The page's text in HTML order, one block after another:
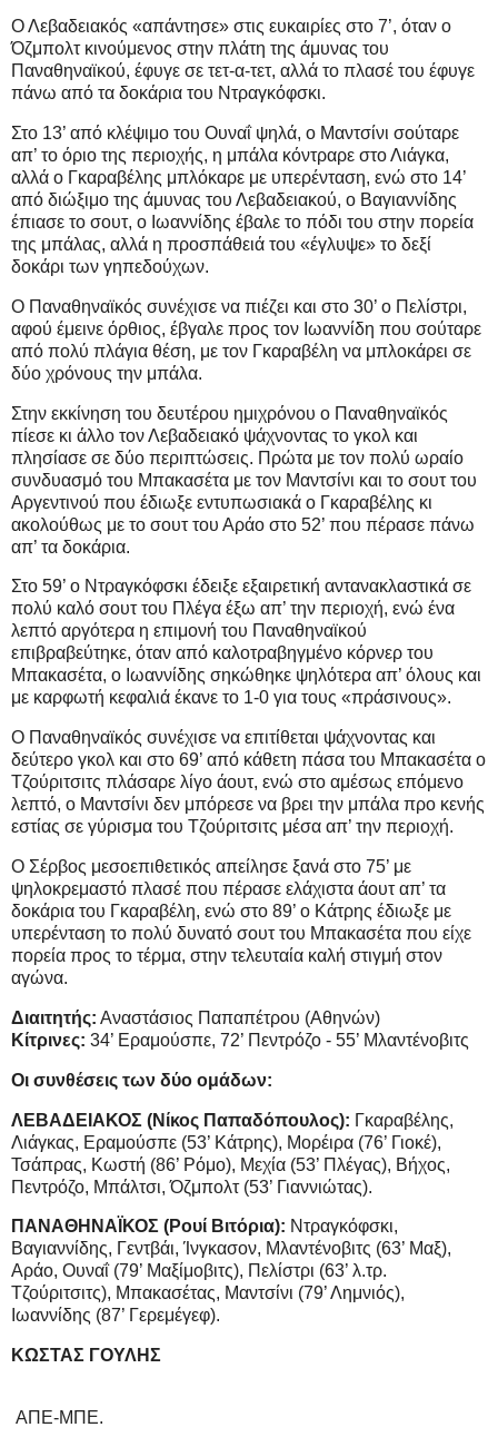
Ο Λεβαδειακός «απάντησε» στις ευκαιρίες στο 7’, όταν ο
Όζμπολτ κινούμενος στην πλάτη της άμυνας του
Παναθηναϊκού, έφυγε σε τετ-α-τετ, αλλά το πλασέ του έφυγε
πάνω από τα δοκάρια του Ντραγκόφσκι.
Στο 13’ από κλέψιμο του Ουναΐ ψηλά, ο Μαντσίνι σούταρε
απ’ το όριο της περιοχής, η μπάλα κόντραρε στο Λιάγκα,
αλλά ο Γκαραβέλης μπλόκαρε με υπερένταση, ενώ στο 14’
από διώξιμο της άμυνας του Λεβαδειακού, ο Βαγιαννίδης
έπιασε το σουτ, ο Ιωαννίδης έβαλε το πόδι του στην πορεία
της μπάλας, αλλά η προσπάθειά του «έγλυψε» το δεξί
δοκάρι των γηπεδούχων.
Ο Παναθηναϊκός συνέχισε να πιέζει και στο 30’ ο Πελίστρι,
αφού έμεινε όρθιος, έβγαλε προς τον Ιωαννίδη που σούταρε
από πολύ πλάγια θέση, με τον Γκαραβέλη να μπλοκάρει σε
δύο χρόνους την μπάλα.
Στην εκκίνηση του δευτέρου ημιχρόνου ο Παναθηναϊκός
πίεσε κι άλλο τον Λεβαδειακό ψάχνοντας το γκολ και
πλησίασε σε δύο περιπτώσεις. Πρώτα με τον πολύ ωραίο
συνδυασμό του Μπακασέτα με τον Μαντσίνι και το σουτ του
Αργεντινού που έδιωξε εντυπωσιακά ο Γκαραβέλης κι
ακολούθως με το σουτ του Αράο στο 52’ που πέρασε πάνω
απ’ τα δοκάρια.
Στο 59’ ο Ντραγκόφσκι έδειξε εξαιρετική αντανακλαστικά σε
πολύ καλό σουτ του Πλέγα έξω απ’ την περιοχή, ενώ ένα
λεπτό αργότερα η επιμονή του Παναθηναϊκού
επιβραβεύτηκε, όταν από καλοτραβηγμένο κόρνερ του
Μπακασέτα, ο Ιωαννίδης σηκώθηκε ψηλότερα απ’ όλους και
με καρφωτή κεφαλιά έκανε το 1-0 για τους «πράσινους».
Ο Παναθηναϊκός συνέχισε να επιτίθεται ψάχνοντας και
δεύτερο γκολ και στο 69’ από κάθετη πάσα του Μπακασέτα ο
Τζούριτσιτς πλάσαρε λίγο άουτ, ενώ στο αμέσως επόμενο
λεπτό, ο Μαντσίνι δεν μπόρεσε να βρει την μπάλα προ κενής
εστίας σε γύρισμα του Τζούριτσιτς μέσα απ’ την περιοχή.
Ο Σέρβος μεσοεπιθετικός απείλησε ξανά στο 75’ με
ψηλοκρεμαστό πλασέ που πέρασε ελάχιστα άουτ απ’ τα
δοκάρια του Γκαραβέλη, ενώ στο 89’ ο Κάτρης έδιωξε με
υπερένταση το πολύ δυνατό σουτ του Μπακασέτα που είχε
πορεία προς το τέρμα, στην τελευταία καλή στιγμή στον
αγώνα.
Διαιτητής: Αναστάσιος Παπαπέτρου (Αθηνών)
Κίτρινες: 34’ Εραμούσπε, 72’ Πεντρόζο - 55’ Μλαντένοβιτς
Οι συνθέσεις των δύο ομάδων:
ΛΕΒΑΔΕΙΑΚΟΣ (Νίκος Παπαδόπουλος): Γκαραβέλης,
Λιάγκας, Εραμούσπε (53’ Κάτρης), Μορέιρα (76’ Γιοκέ),
Τσάπρας, Κωστή (86’ Ρόμο), Μεχία (53’ Πλέγας), Βήχος,
Πεντρόζο, Μπάλτσι, Όζμπολτ (53’ Γιαννιώτας).
ΠΑΝΑΘΗΝΑΪΚΟΣ (Ρουί Βιτόρια): Ντραγκόφσκι,
Βαγιαννίδης, Γεντβάι, Ίνγκασον, Μλαντένοβιτς (63’ Μαξ),
Αράο, Ουναΐ (79’ Μαξίμοβιτς), Πελίστρι (63’ λ.τρ.
Τζούριτσιτς), Μπακασέτας, Μαντσίνι (79’ Λημνιός),
Ιωαννίδης (87’ Γερεμέγεφ).
ΚΩΣΤΑΣ ΓΟΥΛΗΣ
ΑΠΕ-ΜΠΕ.